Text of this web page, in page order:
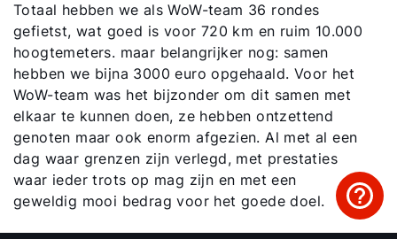
Totaal hebben we als WoW-team 36 rondes
gefietst, wat goed is voor 720 km en ruim 10.000
hoogtemeters. maar belangrijker nog: samen
hebben we bijna 3000 euro opgehaald. Voor het
WoW-team was het bijzonder om dit samen met
elkaar te kunnen doen, ze hebben ontzettend
genoten maar ook enorm afgezien. Al met al een
dag waar grenzen zijn verlegd, met prestaties
waar ieder trots op mag zijn en met een
geweldig mooi bedrag voor het goede doel.
Ook interessant?
Downloads
Service App